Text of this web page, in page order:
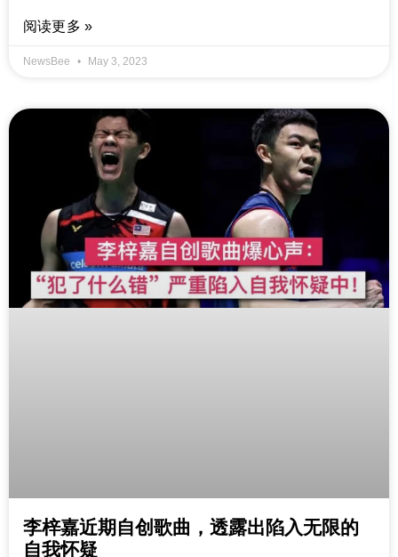
阅读更多 »
NewsBee May 3, 2023
李梓嘉近期自创歌曲，透露出陷入无限的
自我怀疑